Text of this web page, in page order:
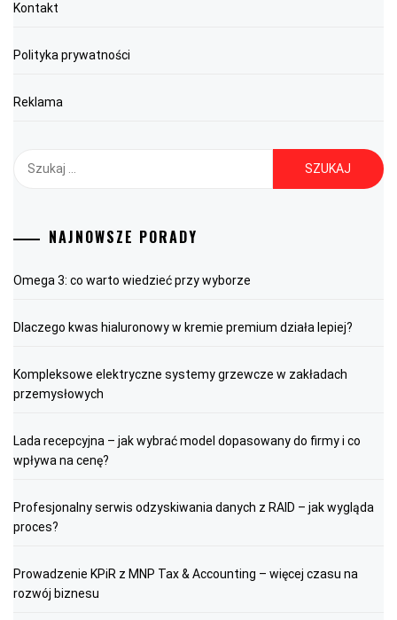
Kontakt
Polityka prywatności
Reklama
NAJNOWSZE PORADY
Omega 3: co warto wiedzieć przy wyborze
Dlaczego kwas hialuronowy w kremie premium działa lepiej?
Kompleksowe elektryczne systemy grzewcze w zakładach
przemysłowych
Lada recepcyjna – jak wybrać model dopasowany do firmy i co
wpływa na cenę?
Profesjonalny serwis odzyskiwania danych z RAID – jak wygląda
proces?
Prowadzenie KPiR z MNP Tax & Accounting – więcej czasu na
rozwój biznesu